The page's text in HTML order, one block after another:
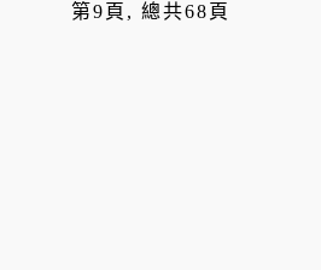
第9頁, 總共68頁